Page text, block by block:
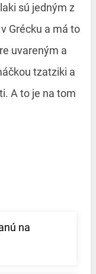
sú jedným z
Grécku a má to
uvareným a
tzatziki a
A to je na tom
na